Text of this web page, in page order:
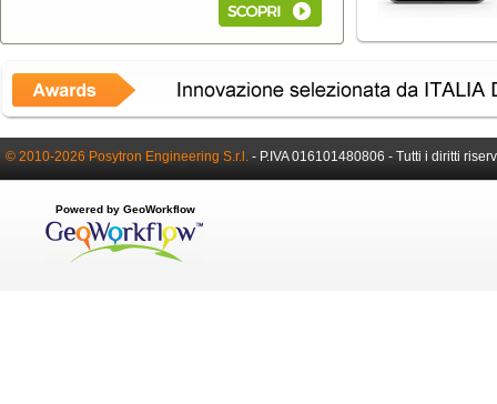
© 2010-2026 Posytron Engineering S.r.l. - P.IVA 016101480806 - Tutti i diritti
Powered by GeoWorkflow